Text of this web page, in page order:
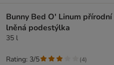
Bunny Bed O' Linum přírodní
lněná podestýlka
35 l
Rating: 3/5 (4)